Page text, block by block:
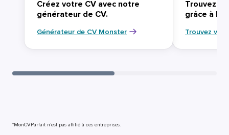
Créez votre CV avec notre
générateur de CV.
Générateur de CV Monster
Trouvez
grâce à
Trouvez
*MonCVParfait n’est pas affilié à ces entreprises.